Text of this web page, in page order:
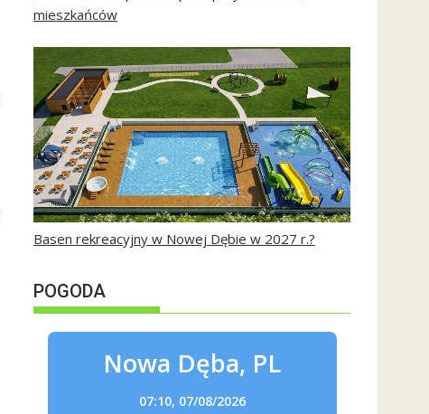
mieszkańców
Basen rekreacyjny w Nowej Dębie w 2027 r.?
POGODA
Nowa Dęba, PL
07:10, 07/08/2026